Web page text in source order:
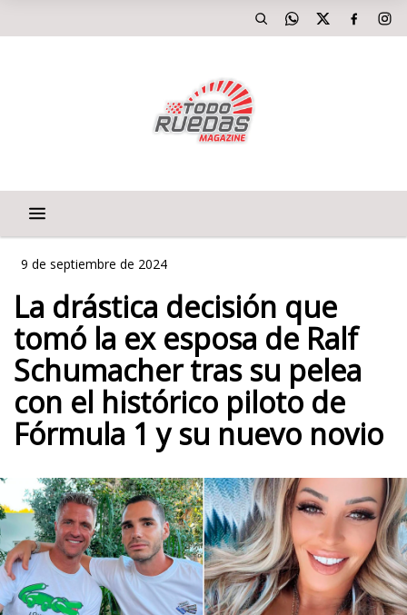
9 de septiembre de 2024
La drástica decisión que
tomó la ex esposa de Ralf
Schumacher tras su pelea
con el histórico piloto de
Fórmula 1 y su nuevo novio